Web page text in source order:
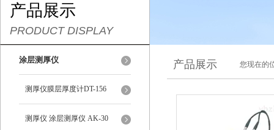
产品展示
PRODUCT DISPLAY
涂层测厚仪
测厚仪膜层厚度计DT-156
测厚仪 涂层测厚仪 AK-30
产品展示 您现在的